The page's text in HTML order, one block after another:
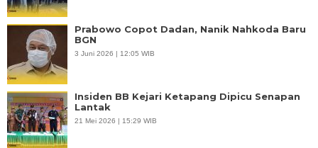
Prabowo Copot Dadan, Nanik Nahkoda Baru
BGN
3 Juni 2026 | 12:05 WIB
Insiden BB Kejari Ketapang Dipicu Senapan
Lantak
21 Mei 2026 | 15:29 WIB